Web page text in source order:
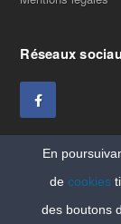
Réseaux
En
de cookies
des boutons